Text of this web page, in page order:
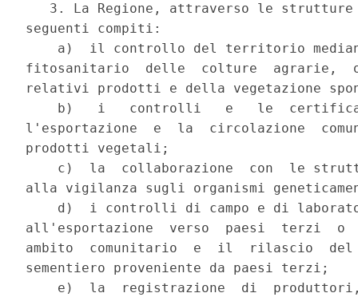
3. La Regione, attraverso le
seguenti compiti:
a)  il controllo del territorio
fitosanitario  delle  colture  agrarie,
relativi prodotti e della vegetazione
b)   i   controlli   e   le
l'esportazione  e  la  circolazione
prodotti vegetali;
c)  la  collaborazione  con  le
alla vigilanza sugli organismi
d)  i controlli di campo e di
all'esportazione  verso  paesi  terzi  o
ambito  comunitario  e  il  rilascio
sementiero proveniente da paesi terzi;
e)  la  registrazione  di